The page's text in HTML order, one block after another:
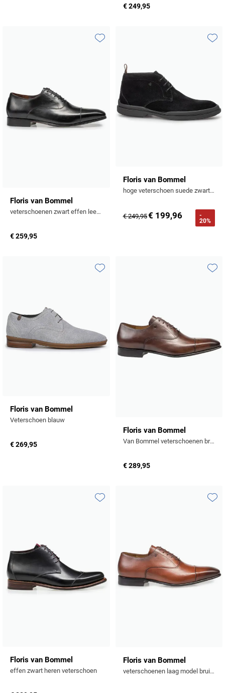
€ 249,95
Floris van Bommel
veterschoenen zwart effen leer en rubber
€ 259,95
Floris van Bommel
hoge veterschoen suede zwart effen
€ 249,95€ 199,96
-
20%
Floris van Bommel
Veterschoen blauw
€ 269,95
Floris van Bommel
Van Bommel veterschoenen bruin kalfsleer
€ 289,95
Floris van Bommel
effen zwart heren veterschoen
Floris van Bommel
veterschoenen laag model bruin effen leer